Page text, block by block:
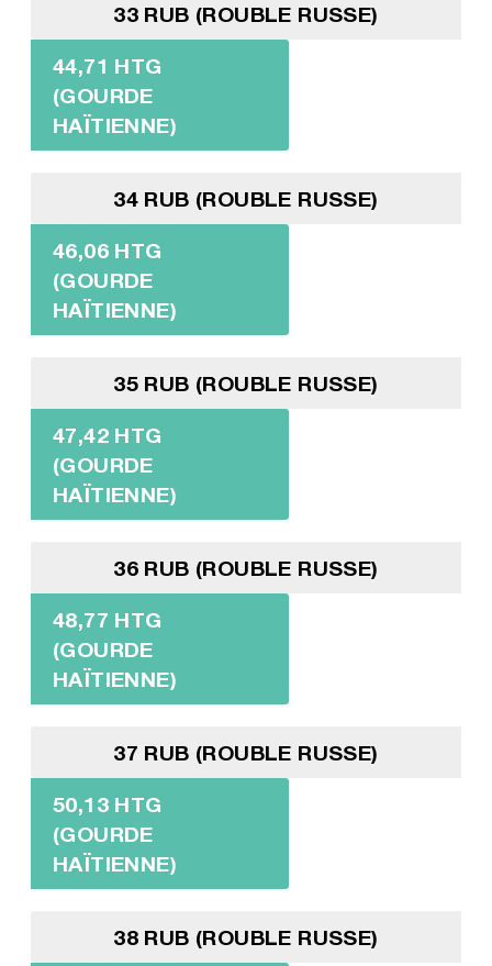
33 RUB (ROUBLE RUSSE)
44,71 HTG
(GOURDE
HAÏTIENNE)
34 RUB (ROUBLE RUSSE)
46,06 HTG
(GOURDE
HAÏTIENNE)
35 RUB (ROUBLE RUSSE)
47,42 HTG
(GOURDE
HAÏTIENNE)
36 RUB (ROUBLE RUSSE)
48,77 HTG
(GOURDE
HAÏTIENNE)
37 RUB (ROUBLE RUSSE)
50,13 HTG
(GOURDE
HAÏTIENNE)
38 RUB (ROUBLE RUSSE)